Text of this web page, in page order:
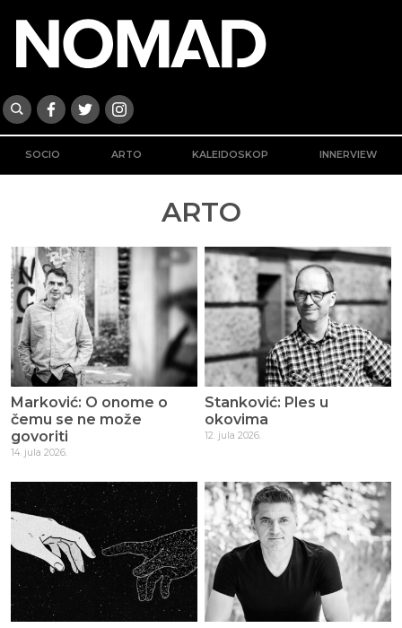
SOCIO ARTO KALEIDOSKOP INNERVIEW
ARTO
Marković: O onome o
čemu se ne može
govoriti
14. jula 2026.
Stanković: Ples u
okovima
12. jula 2026.